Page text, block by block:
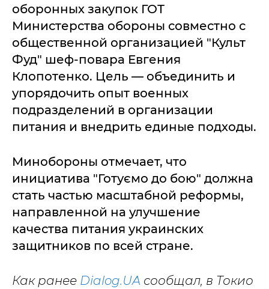
оборонных закупок ГОТ
Министерства обороны совместно с
общественной организацией "Культ
Фуд" шеф-повара Евгения
Клопотенко. Цель — объединить и
упорядочить опыт военных
подразделений в организации
питания и внедрить единые подходы.
Минобороны отмечает, что
инициатива "Готуємо до бою" должна
стать частью масштабной реформы,
направленной на улучшение
качества питания украинских
защитников по всей стране.
Как ранее Dialog.UA сообщал, в Токио